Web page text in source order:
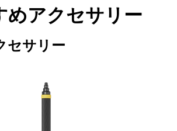
めアクセサリー
セサリー